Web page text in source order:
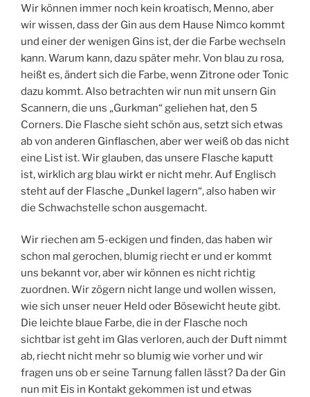
Wir können immer noch kein kroatisch, Menno, aber
wir wissen, dass der Gin aus dem Hause Nimco kommt
und einer der wenigen Gins ist, der die Farbe wechseln
kann. Warum kann, dazu später mehr. Von blau zu rosa,
heißt es, ändert sich die Farbe, wenn Zitrone oder Tonic
dazu kommt. Also betrachten wir nun mit unsern Gin
Scannern, die uns „Gurkman“ geliehen hat, den 5
Corners. Die Flasche sieht schön aus, setzt sich etwas
ab von anderen Ginflaschen, aber wer weiß ob das nicht
eine List ist. Wir glauben, das unsere Flasche kaputt
ist, wirklich arg blau wirkt er nicht mehr. Auf Englisch
steht auf der Flasche „Dunkel lagern“, also haben wir
die Schwachstelle schon ausgemacht.
Wir riechen am 5-eckigen und finden, das haben wir
schon mal gerochen, blumig riecht er und er kommt
uns bekannt vor, aber wir können es nicht richtig
zuordnen. Wir zögern nicht lange und wollen wissen,
wie sich unser neuer Held oder Bösewicht heute gibt.
Die leichte blaue Farbe, die in der Flasche noch
sichtbar ist geht im Glas verloren, auch der Duft nimmt
ab, riecht nicht mehr so blumig wie vorher und wir
fragen uns ob er seine Tarnung fallen lässt? Da der Gin
nun mit Eis in Kontakt gekommen ist und etwas